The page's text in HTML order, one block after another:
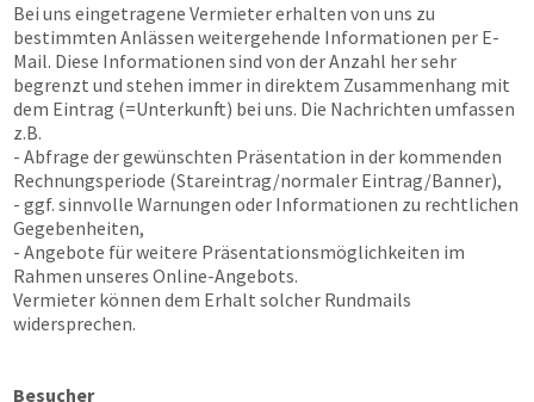
Bei uns eingetragene Vermieter erhalten von uns zu
bestimmten Anlässen weitergehende Informationen per E-
Mail. Diese Informationen sind von der Anzahl her sehr
begrenzt und stehen immer in direktem Zusammenhang mit
dem Eintrag (=Unterkunft) bei uns. Die Nachrichten umfassen
z.B.
- Abfrage der gewünschten Präsentation in der kommenden
Rechnungsperiode (Stareintrag/normaler Eintrag/Banner),
- ggf. sinnvolle Warnungen oder Informationen zu rechtlichen
Gegebenheiten,
- Angebote für weitere Präsentationsmöglichkeiten im
Rahmen unseres Online-Angebots.
Vermieter können dem Erhalt solcher Rundmails
widersprechen.
Besucher